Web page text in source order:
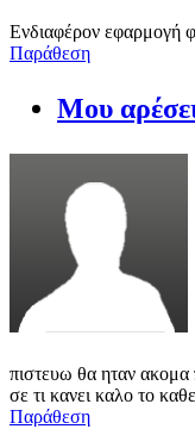
Ενδιαφέρον εφαρμογή
Παράθεση
Μου
πιστευω θα ηταν ακομα
σε τι κανει καλο το
Παράθεση